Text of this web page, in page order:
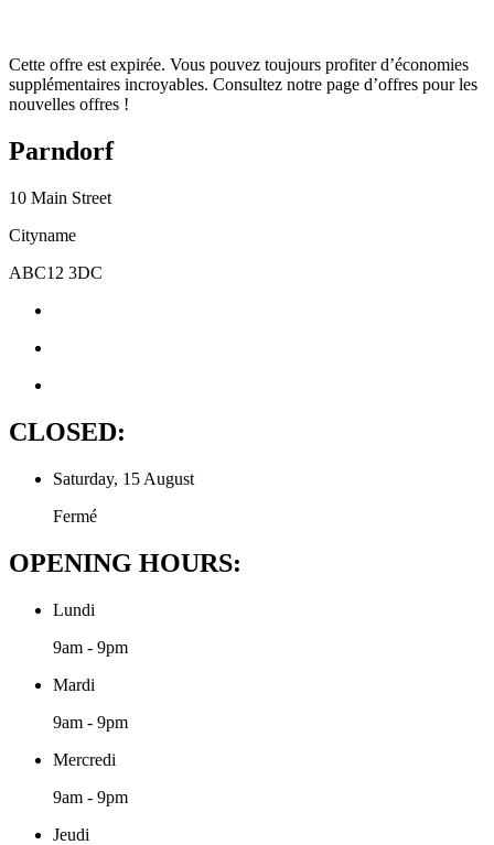
Cette offre est expirée. Vous pouvez toujours profiter d’économies
supplémentaires incroyables. Consultez notre page d’offres pour les
nouvelles offres !
Parndorf
10 Main Street
Cityname
ABC12 3DC
CLOSED:
Saturday, 15 August
Fermé
OPENING HOURS:
Lundi
9am - 9pm
Mardi
9am - 9pm
Mercredi
9am - 9pm
Jeudi